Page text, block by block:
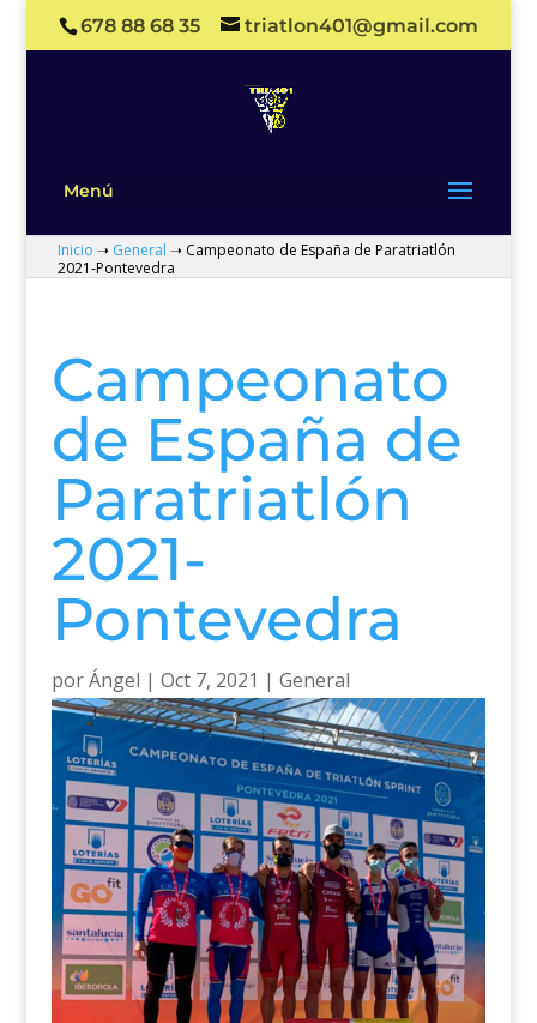
678 88 68 35 triatlon401@gmail.com
Menú
Inicio ➝ General ➝ Campeonato de España de Paratriatlón
2021-Pontevedra
Campeonato
de España de
Paratriatlón
2021-
Pontevedra
porÁngel | Oct 7, 2021 | General